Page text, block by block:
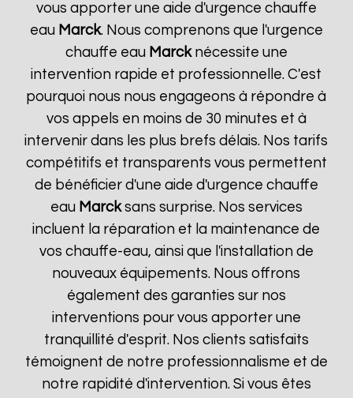
vous apporter une aide d'urgence chauffe
eau Marck. Nous comprenons que l'urgence
chauffe eau Marcknécessite une
intervention rapide et professionnelle. C'est
pourquoi nous nous engageons à répondre à
vos appels en moins de 30 minutes et à
intervenir dans les plus brefs délais. Nos tarifs
compétitifs et transparents vous permettent
de bénéficier d'une aide d'urgence chauffe
eau Marcksans surprise. Nos services
incluent la réparation et la maintenance de
vos chauffe-eau, ainsi que l'installation de
nouveaux équipements. Nous offrons
également des garanties sur nos
interventions pour vous apporter une
tranquillité d'esprit. Nos clients satisfaits
témoignent de notre professionnalisme et de
notre rapidité d'intervention. Si vous êtes